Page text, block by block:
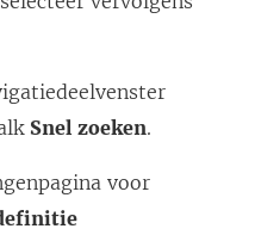
Snel zoeken.
voor